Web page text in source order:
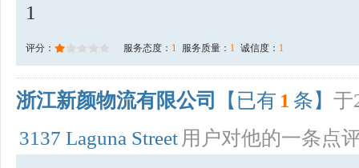
1
评分： 服务态度： 1 服务质量： 1 诚信度： 1
浙江新颜物流有限公司 【已有 1 条】 于
3137 Laguna Street 用户对他的一条点